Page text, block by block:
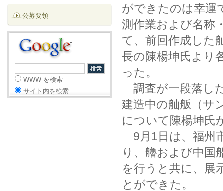
ができたのは幸運
測作業および名称
て、前回作成した
長の陳楊坤氏より
った。
調査が一段落し
建造中の舢舨（サ
について陳楊坤氏
9月1日は、福州
り、艪および中国
を行うと共に、展
とができた。
公募要領
WWW を検索
サイト内を検索